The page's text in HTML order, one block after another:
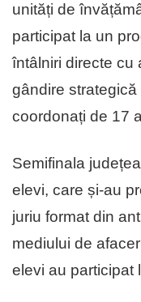
unități de
participat la un
întâlniri directe cu
gândire
coordonați de 17
Semifinala
elevi, care și-au
juriu format din
mediului de
elevi au participat